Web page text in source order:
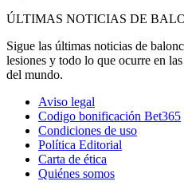
ÚLTIMAS NOTICIAS DE
Sigue las últimas noticias de
lesiones y todo lo que ocurre en
del mundo.
Aviso legal
Codigo bonificación Bet365
Condiciones de uso
Política Editorial
Carta de ética
Quiénes somos